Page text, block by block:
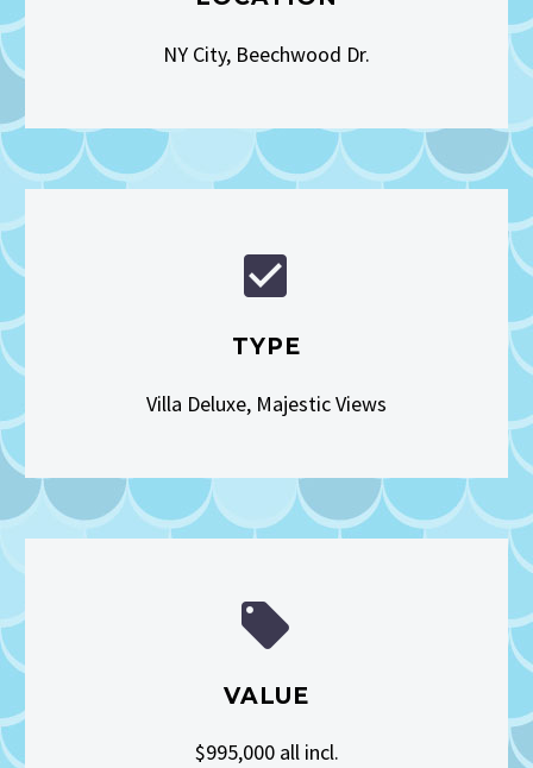
NY City, Beechwood Dr.


TYPE
Villa Deluxe, Majestic Views


VALUE
$995,000 all incl.